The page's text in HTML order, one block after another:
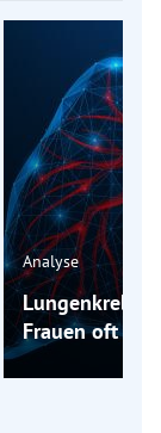
Analyse
Lungenkrebs:
Frauen oft